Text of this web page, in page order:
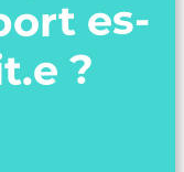
es-
?